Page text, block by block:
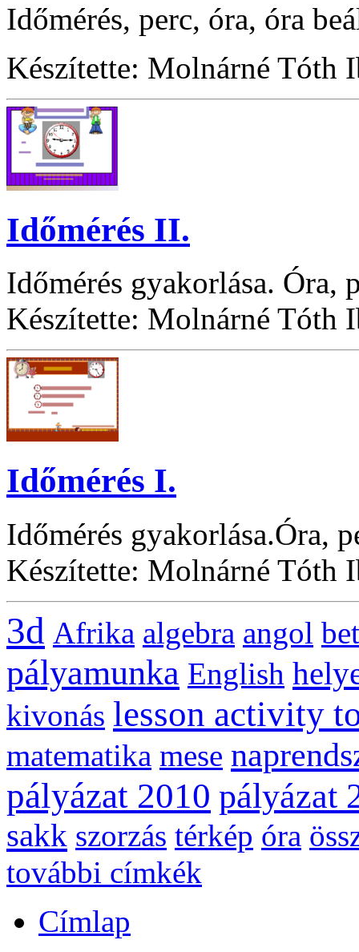
Időmérés, perc, óra, óra
Készítette: Molnárné Tóth
Időmérés II.
Időmérés gyakorlása. Óra,
Készítette: Molnárné Tóth
Időmérés I.
Időmérés gyakorlása.Óra,
Készítette: Molnárné Tóth
3d Afrika algebra angol
pályamunka English
kivonás lesson activity
matematika mese
pályázat 2010 pályázat
sakk szorzás térkép óra
további címkék
Címlap